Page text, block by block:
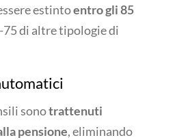
estintoentro gli 85
75 di altre tipologie di
sonotrattenuti
pensione, eliminando